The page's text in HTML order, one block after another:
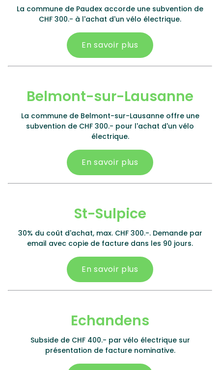
La commune de Paudex accorde une subvention de
CHF 300.- à l'achat d'un vélo électrique.
En savoir plus
Belmont-sur-Lausanne
La commune de Belmont-sur-Lausanne offre une
subvention de CHF 300.- pour l'achat d'un vélo
électrique.
En savoir plus
St-Sulpice
30% du coût d'achat, max. CHF 300.-. Demande par
email avec copie de facture dans les 90 jours.
En savoir plus
Echandens
Subside de CHF 400.- par vélo électrique sur
présentation de facture nominative.